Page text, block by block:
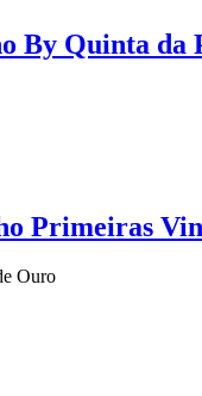
By Quinta da
Primeiras
Ouro